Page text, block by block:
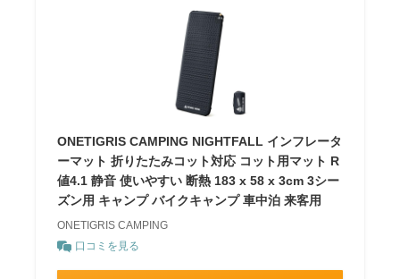
ONETIGRIS CAMPING NIGHTFALL インフレータ
ーマット 折りたたみコット対応 コット用マット R
値4.1 静音 使いやすい 断熱 183 x 58 x 3cm 3シー
ズン用 キャンプ バイクキャンプ 車中泊 来客用
ONETIGRIS CAMPING
口コミを見る